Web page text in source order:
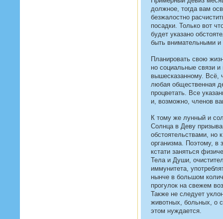
должное, тогда вам
безжалостно
посадки. Только вот
будет указано
быть внимательными
Планировать свою
но социальные связи
вышесказанному. Всё,
любая общественная
процветать. Все
и, возможно, членов
К тому же лунный и
Солнца в Деву
обстоятельствами, но
организма. Поэтому, в
кстати заняться
Тела и Души,
иммунитета,
нынче в большом
прогулок на свежем
Также не следует
животных, больных, о
этом нуждается.